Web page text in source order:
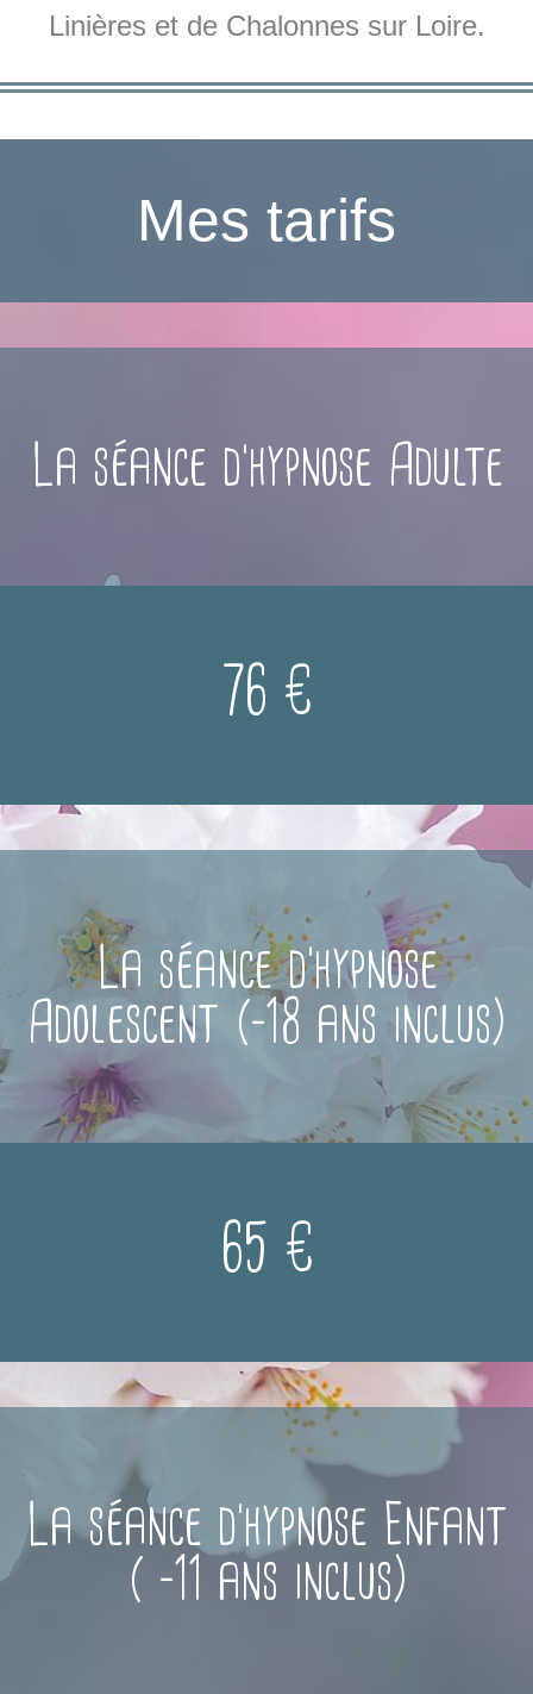
Linières et de Chalonnes sur Loire.
Mes tarifs
La séance d'hypnose Adulte
76 €
La séance d'hypnose
Adolescent (-18 ans inclus)
65 €
La séance d'hypnose Enfant
( -11 ans inclus)